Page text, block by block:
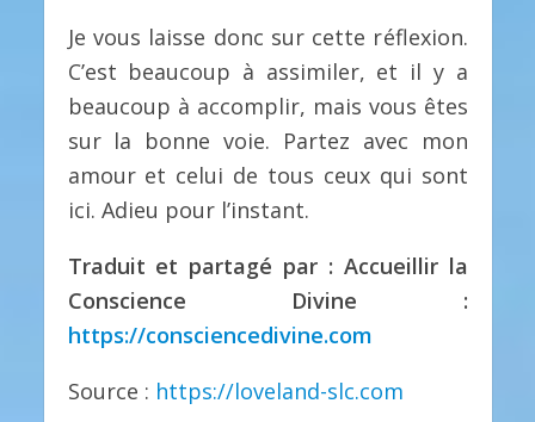
Je vous laisse donc sur cette réflexion.
C’est beaucoup à assimiler, et il y a
beaucoup à accomplir, mais vous êtes
sur la bonne voie. Partez avec mon
amour et celui de tous ceux qui sont
ici. Adieu pour l’instant.
Traduit et partagé par : Accueillir la
Conscience Divine :
https://consciencedivine.com
Source : https://loveland-slc.com